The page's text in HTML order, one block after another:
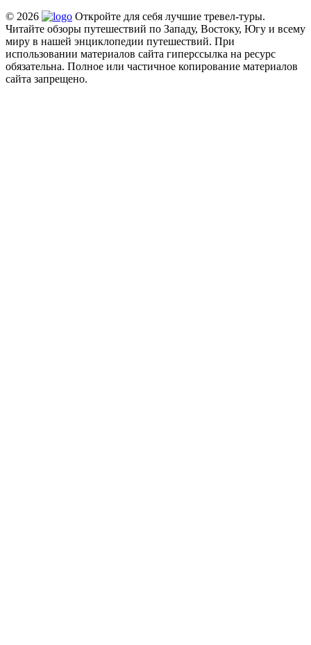
© 2026
Откройте для себя лучшие тревел-туры.
Читайте обзоры путешествий по Западу, Востоку, Югу и всему
миру в нашей энциклопедии путешествий. При
использовании материалов сайта гиперссылка на ресурс
обязательна. Полное или частичное копирование материалов
сайта запрещено.